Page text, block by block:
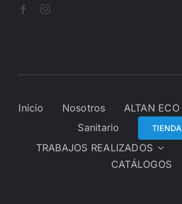
Inicio Nosotros ALTAN ECO
Sanitario
TIENDA
TRABAJOS REALIZADOS
CATÁLOGOS